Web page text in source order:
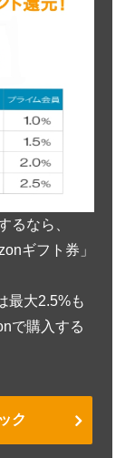
るなら、
ギフト券」
最大2.5%も
で購入する
ク